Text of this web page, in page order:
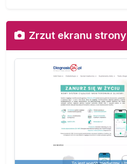
Zrzut ekranu strony